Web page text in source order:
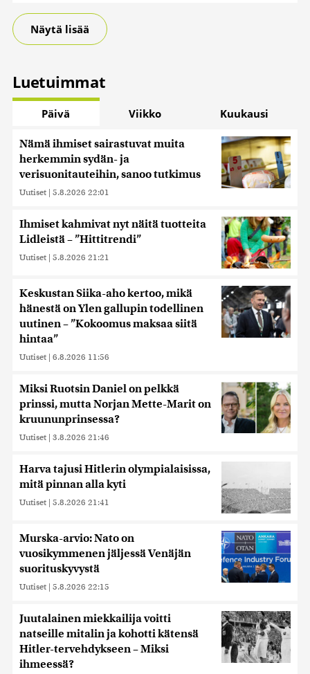
Näytä lisää
Luetuimmat
Päivä Viikko Kuukausi
Nämä ihmiset sairastuvat muita
herkemmin sydän- ja
verisuonitauteihin, sanoo tutkimus
Uutiset | 5.8.2026 22:01
Ihmiset kahmivat nyt näitä tuotteita
Lidleistä – ”Hittitrendi”
Uutiset | 5.8.2026 21:21
Keskustan Siika-aho kertoo, mikä
hänestä on Ylen gallupin todellinen
uutinen – ”Kokoomus maksaa siitä
hintaa”
Uutiset | 6.8.2026 11:56
Miksi Ruotsin Daniel on pelkkä
prinssi, mutta Norjan Mette-Marit on
kruununprinsessa?
Uutiset | 3.8.2026 21:46
Harva tajusi Hitlerin olympialaisissa,
mitä pinnan alla kyti
Uutiset | 5.8.2026 21:41
Murska-arvio: Nato on
vuosikymmenen jäljessä Venäjän
suorituskyvystä
Uutiset | 5.8.2026 22:15
Juutalainen miekkailija voitti
natseille mitalin ja kohotti kätensä
Hitler-tervehdykseen – Miksi
ihmeessä?